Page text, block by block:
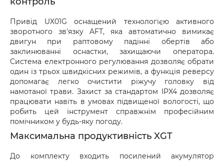
Привід UX01G оснащений технологією активного
зворотного зв'язку AFT, яка автоматично вимикає
двигун при раптовому падінні обертів або
заклинюванні оснастки, захищаючи оператора.
Система електронного регулювання дозволяє обрати
один із трьох швидкісних режимів, а функція реверсу
допомагає легко очистити ріжучу головку від
намотаної трави. Захист за стандартом IPX4 дозволяє
працювати навіть в умовах підвищеної вологості, що
робить цей інструмент справжнім професійним
помічником у будь-яку погоду.
Максимальна продуктивність XGT
До комплекту входить посилений акумулятор